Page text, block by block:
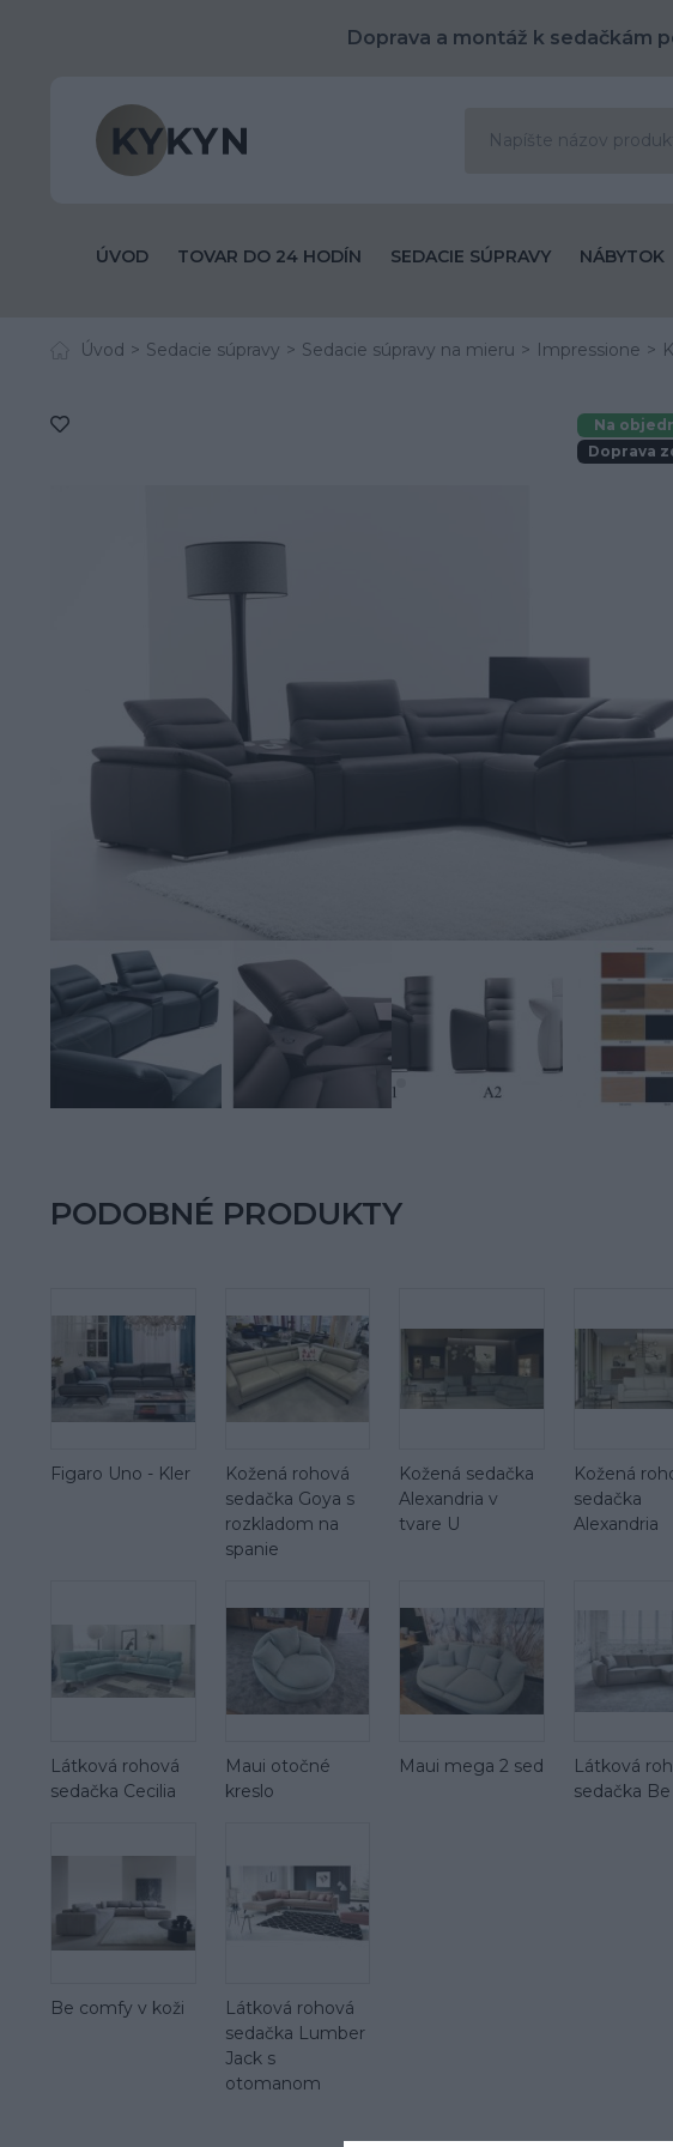
Doprava a montáž k sedačkám
ÚVOD TOVAR DO 24 HODÍN SEDACIE SÚPRAVY NÁBYTOK
Úvod Sedacie súpravy Sedacie súpravy na mieru Impressione
Na
Doprava
PODOBNÉ PRODUKTY
Figaro Uno - Kler
Kožená rohová
sedačka Goya s
rozkladom na
spanie
Kožená sedačka
Alexandria v
tvare U
Kožená
sedačka
Alexandria
Látková rohová
sedačka Cecilia
Maui otočné
kreslo
Maui mega 2 sed
Látková
sedačka
Be comfy v koži
Látková rohová
sedačka Lumber
Jack s
otomanom